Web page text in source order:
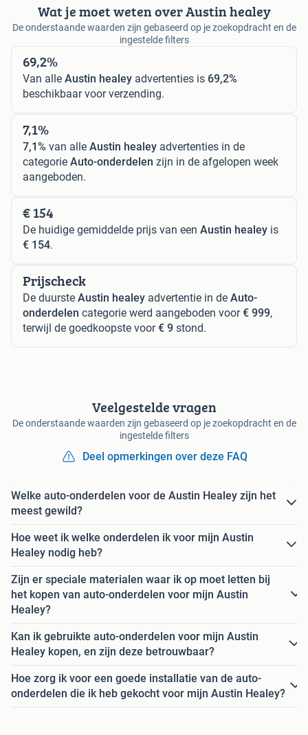
Wat je moet weten over Austin healey
De onderstaande waarden zijn gebaseerd op je zoekopdracht en de
ingestelde filters
69,2%
Van alle Austin healey advertenties is 69,2%
beschikbaar voor verzending.
7,1%
7,1% van alle Austin healey advertenties in de
categorie Auto-onderdelen zijn in de afgelopen week
aangeboden.
€ 154
De huidige gemiddelde prijs van een Austin healey is
€ 154.
Prijscheck
De duurste Austin healey advertentie in de Auto-
onderdelen categorie werd aangeboden voor€ 999,
terwijl de goedkoopste voor€ 9 stond.
Veelgestelde vragen
De onderstaande waarden zijn gebaseerd op je zoekopdracht en de
ingestelde filters
Deel opmerkingen over deze FAQ
Welke auto-onderdelen voor de Austin Healey zijn het
meest gewild?
Hoe weet ik welke onderdelen ik voor mijn Austin
Healey nodig heb?
Zijn er speciale materialen waar ik op moet letten bij
het kopen van auto-onderdelen voor mijn Austin
Healey?
Kan ik gebruikte auto-onderdelen voor mijn Austin
Healey kopen, en zijn deze betrouwbaar?
Hoe zorg ik voor een goede installatie van de auto-
onderdelen die ik heb gekocht voor mijn Austin Healey?